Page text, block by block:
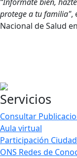
protege a tu familia",
Nacional de Salud
Servicios
Consultar
Aula virtual
Participación
ONS Redes de